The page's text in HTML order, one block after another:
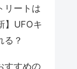
リートは
】UFOキ
る？
すすめの